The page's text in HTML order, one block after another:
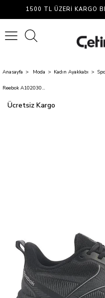
1500 TL ÜZERI KARGO
Anasayfa Moda Kadın Ayakkabı
Reebok A10203055909010 5W Thunderblock I Sıyah Zenne Kosu Ayakkabısı
Ücretsiz Kargo